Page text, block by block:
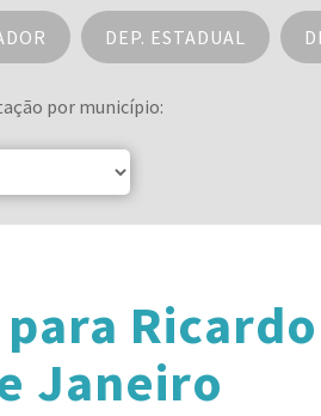
DEP. ESTADUAL
por município:
Janeiro